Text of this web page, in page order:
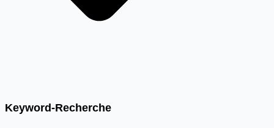
Keyword-Recherche